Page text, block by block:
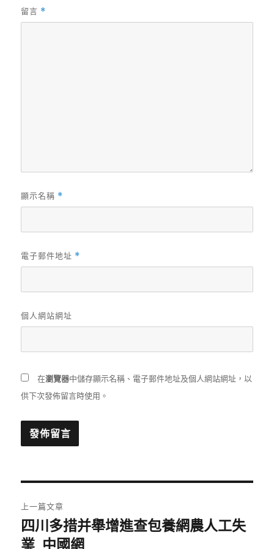
留言 *
顯示名稱 *
電子郵件地址 *
個人網站網址
在瀏覽器中儲存顯示名稱、電子郵件地址及個人網站網址，以
供下次發佈留言時使用。
章
上一篇文章
上
一
四川多措并舉增進查包養網農人工失
業_中國網